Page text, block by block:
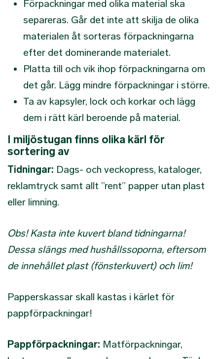
Förpackningar med olika material ska
separeras. Går det inte att skilja de olika
materialen åt sorteras förpackningarna
efter det dominerande materialet.
Platta till och vik ihop förpackningarna om
det går. Lägg mindre förpackningar i större.
Ta av kapsyler, lock och korkar och lägg
dem i rätt kärl beroende på material.
I miljöstugan finns olika kärl för
sortering av
Tidningar: Dags- och veckopress, kataloger,
reklamtryck samt allt ”rent” papper utan plast
eller limning.
Obs! Kasta inte kuvert bland tidningarna!
Dessa slängs med hushållssoporna, eftersom
de innehållet plast (fönsterkuvert) och lim!
Papperskassar skall kastas i kärlet för
pappförpackningar!
Pappförpackningar: Matförpackningar,